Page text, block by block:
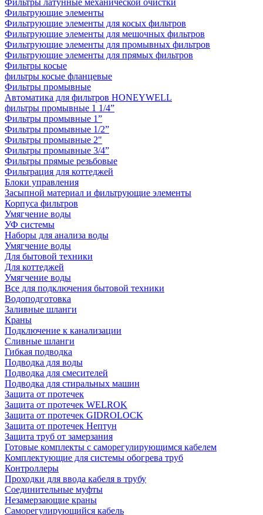
Фильтрующие элементы
Фильтрующие элементы для косых фильтров
Фильтрующие элементы для мешочных фильтров
Фильтрующие элементы для промывных фильтров
Фильтрующие элементы для прямых фильтров
Фильтры косые
фильтры косые фланцевые
Фильтры промывные
Автоматика для фильтров HONEYWELL
фильтры промывные 1 1/4”
Фильтры промывные 1”
Фильтры промывные 1/2”
Фильтры промывные 2"
Фильтры промывные 3/4”
Фильтры прямые резьбовые
Фильтрация для коттеджей
Блоки управления
Засыпной материал и фильтрующие элементы
Корпуса фильтров
Умягчение воды
УФ системы
Наборы для анализа воды
Умягчение воды
Для бытовой техники
Для коттеджей
Умягчение воды
Все для подключения бытовой техники
Водоподготовка
Заливные шланги
Краны
Подключение к канализации
Сливные шланги
Гибкая подводка
Подводка для воды
Подводка для смесителей
Подводка для стиральных машин
Защита от протечек
Защита от протечек WELROK
Защита от протечек GIDROLOCK
Защита от протечек Нептун
Защита труб от замерзания
Готовые комплекты с саморегулирующимся кабелем
Комплектующие для системы обогрева труб
Контроллеры
Проходки для ввода кабеля в трубу
Соединительные муфты
Незамерзающие краны
Саморегулирующийся кабель